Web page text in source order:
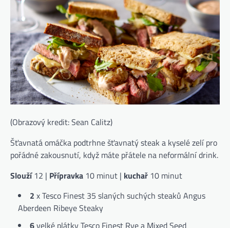
(Obrazový kredit: Sean Calitz)
Šťavnatá omáčka podtrhne šťavnatý steak a kyselé zelí pro
pořádné zakousnutí, když máte přátele na neformální drink.
Slouží12 | Přípravka 10 minut | kuchař 10 minut
2 x Tesco Finest 35 slaných suchých steaků Angus
Aberdeen Ribeye Steaky